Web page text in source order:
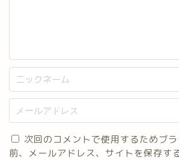
次回のコメントで使用するためブ
前、メールアドレス、サイトを保存する